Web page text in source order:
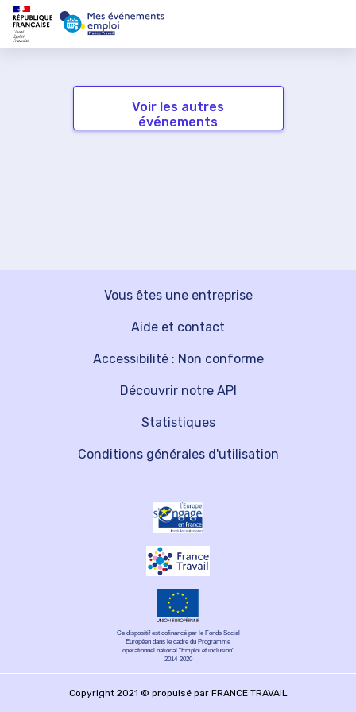
Voir les autres
événements
Vous êtes une entreprise
Découvrir notre API
Aide et contact
Statistiques
Accessibilité : Non conforme
Conditions générales d'utilisation
Ce dispositif est cofinancé par le Fonds Social
Européen dans le cadre du Programme
opérationnel national "Emploi et inclusion"
2014-2020
Copyright 2021 © propulsé par FRANCE TRAVAIL